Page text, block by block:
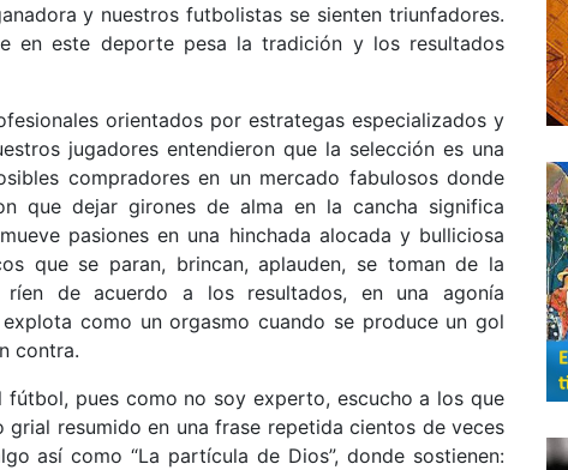
y nuestros futbolistas se sienten triunfadores.
en este deporte pesa la tradición y los resultados
orientados por estrategas especializados y
jugadores entendieron que la selección es una
compradores en un mercado fabulosos donde
que dejar girones de alma en la cancha significa
pasiones en una hinchada alocada y bulliciosa
que se paran, brincan, aplauden, se toman de la
de acuerdo a los resultados, en una agonía
como un orgasmo cuando se produce un gol
contra.
pues como no soy experto, escucho a los que
resumido en una frase repetida cientos de veces
así como “La partícula de Dios”, donde sostienen: